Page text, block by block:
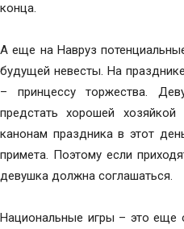
конца.
А еще на Навруз
будущей невесты. На
– принцессу торжества.
предстать хорошей
канонам праздника в этот
примета. Поэтому если
девушка должна соглашаться.
Национальные игры – это еще